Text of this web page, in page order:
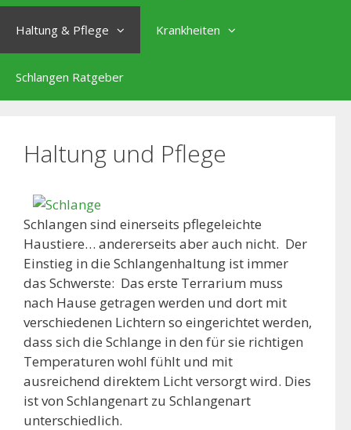
Haltung & Pflege Krankheiten
Schlangen Ratgeber
Haltung und Pflege
Schlangen sind einerseits pflegeleichte
Haustiere… andererseits aber auch nicht. Der
Einstieg in die Schlangenhaltung ist immer
das Schwerste: Das erste Terrarium muss
nach Hause getragen werden und dort mit
verschiedenen Lichtern so eingerichtet werden,
dass sich die Schlange in den für sie richtigen
Temperaturen wohl fühlt und mit
ausreichend direktem Licht versorgt wird. Dies
ist von Schlangenart zu Schlangenart
unterschiedlich.